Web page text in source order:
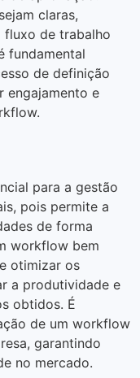
claras,
fluxo de trabalho
fundamental
de definição
engajamento e
para a gestão
pois permite a
de forma
workflow bem
otimizar os
a produtividade e
obtidos. É
de um workflow
garantindo
no mercado.